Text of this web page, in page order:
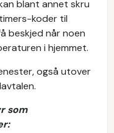
blant annet skru
koder til
beskjed når noen
i hjemmet.
også utover
som